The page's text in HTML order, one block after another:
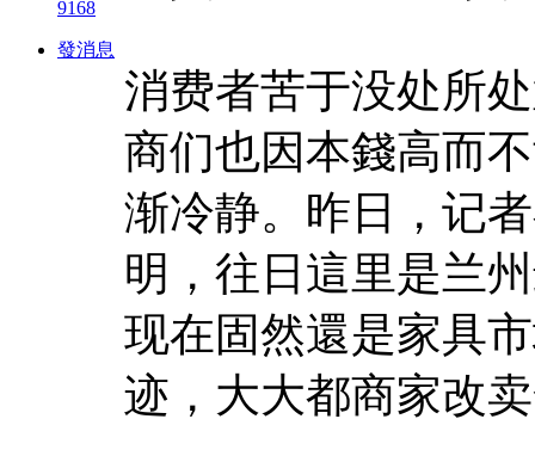
9168
發消息
消费者苦于没处所
商们也因本錢高而
渐冷静。昨日，记
明，往日這里是兰
现在固然還是家具
迹，大大都商家改